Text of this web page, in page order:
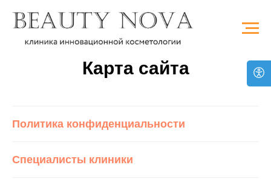
Карта сайта
Политика конфиденциальности
Специалисты клиники